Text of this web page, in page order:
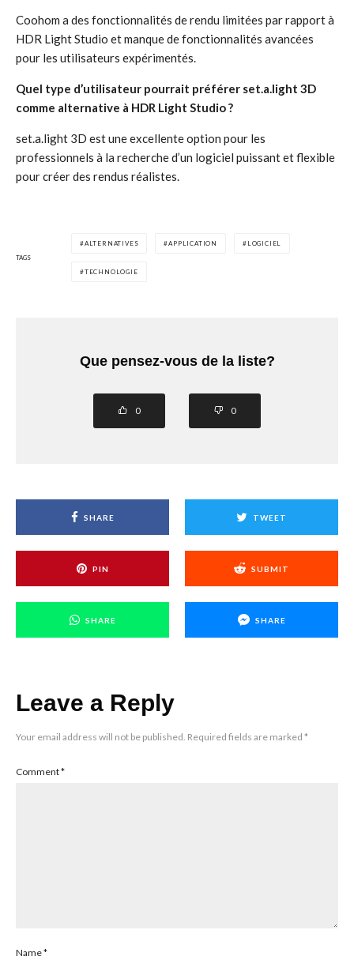
Coohom a des fonctionnalités de rendu limitées par rapport à
HDR Light Studio et manque de fonctionnalités avancées
pour les utilisateurs expérimentés.
Quel type d’utilisateur pourrait préférer set.a.light 3D
comme alternative à HDR Light Studio ?
set.a.light 3D est une excellente option pour les
professionnels à la recherche d’un logiciel puissant et flexible
pour créer des rendus réalistes.
TAGS
ALTERNATIVES APPLICATION LOGICIEL
TECHNOLOGIE
Que pensez-vous de la liste?
0 0
SHARE TWEET
PIN SUBMIT
SHARE SHARE
Leave a Reply
Your email address will not be published. Required fields are marked *
Comment*
Name*